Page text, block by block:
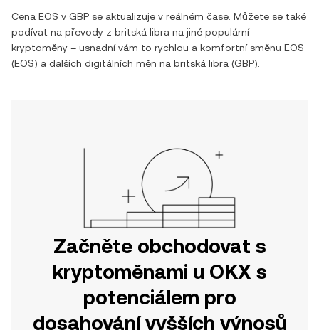
Cena EOS v GBP se aktualizuje v reálném čase. Můžete se také
podívat na převody z britská libra na jiné populární
kryptoměny – usnadní vám to rychlou a komfortní směnu EOS
(EOS) a dalších digitálních měn na britská libra (GBP).
Začněte obchodovat s
kryptoměnami u OKX s
potenciálem pro
dosahování vyšších výnosů